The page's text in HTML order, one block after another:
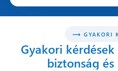
⟶ GYAKORI
Gyakori
biztonság